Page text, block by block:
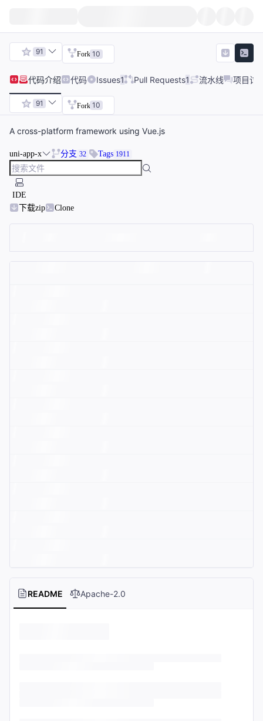
91 Fork 10
代码介绍 代码 Issues1 Pull Requests1 流水线 项目讨
91 Fork 10
A cross-platform framework using Vue.js
uni-app-x 分支 32 Tags 1911
IDE
下载zip
Clone
README Apache-2.0